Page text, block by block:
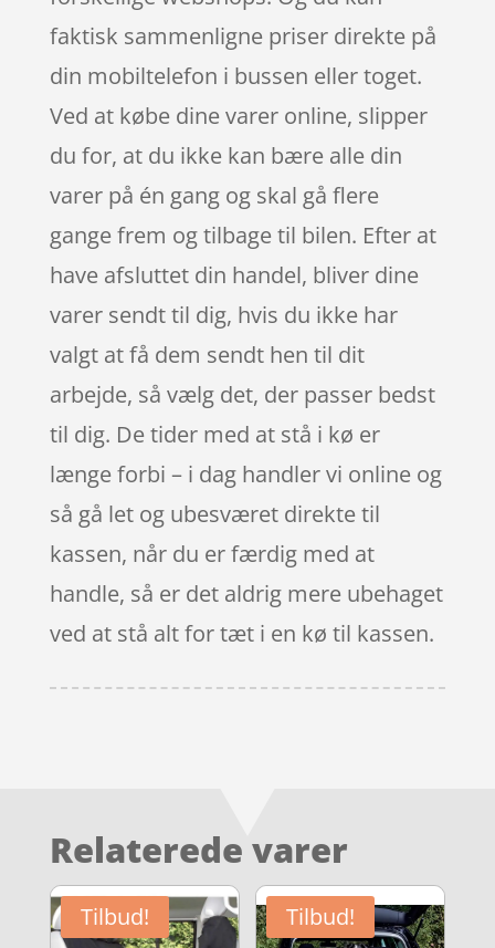
faktisk sammenligne priser direkte på
din mobiltelefon i bussen eller toget.
Ved at købe dine varer online, slipper
du for, at du ikke kan bære alle din
varer på én gang og skal gå flere
gange frem og tilbage til bilen. Efter at
have afsluttet din handel, bliver dine
varer sendt til dig, hvis du ikke har
valgt at få dem sendt hen til dit
arbejde, så vælg det, der passer bedst
til dig. De tider med at stå i kø er
længe forbi – i dag handler vi online og
så gå let og ubesværet direkte til
kassen, når du er færdig med at
handle, så er det aldrig mere ubehaget
ved at stå alt for tæt i en kø til kassen.
Relaterede varer
Tilbud! Tilbud!